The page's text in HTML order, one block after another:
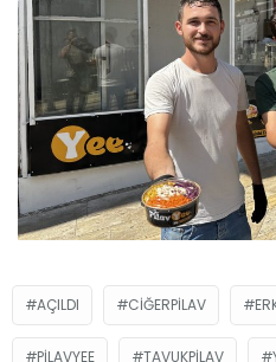
AÇILDI CIĞERPILAV
PILAVYEE TAVUKPILAV